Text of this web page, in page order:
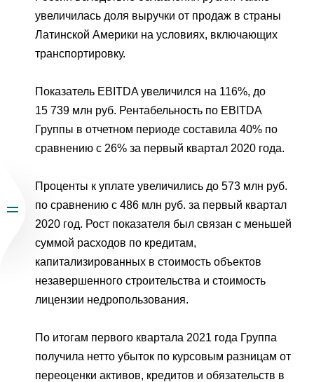
увеличилась доля выручки от продаж в страны
Латинской Америки на условиях, включающих
транспортировку.
Показатель EBITDA увеличился на 116%, до
15 739 млн руб. Рентабельность по EBITDA
Группы в отчетном периоде составила 40% по
сравнению с 26% за первый квартал 2020 года.
Проценты к уплате увеличились до 573 млн руб.
по сравнению с 486 млн руб. за первый квартал
2020 год. Рост показателя был связан с меньшей
суммой расходов по кредитам,
капитализированных в стоимость объектов
незавершенного строительства и стоимость
лицензии недропользования.
По итогам первого квартала 2021 года Группа
получила нетто убыток по курсовым разницам от
переоценки активов, кредитов и обязательств в